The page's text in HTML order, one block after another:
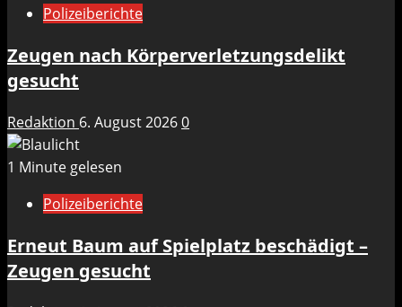
Polizeiberichte
Zeugen nach Körperverletzungsdelikt
gesucht
Redaktion 6. August 20260
1 Minute gelesen
Polizeiberichte
Erneut Baum auf Spielplatz beschädigt –
Zeugen gesucht